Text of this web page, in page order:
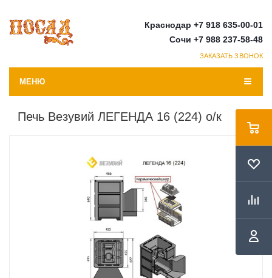
Краснодар +7 918 635-00-01
Сочи +7 988 237-58-48
ЗАКАЗАТЬ ЗВОНОК
МЕНЮ
Печь Везувий ЛЕГЕНДА 16 (224) о/к